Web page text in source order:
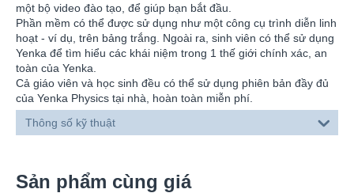
một bộ video đào tạo, để giúp bạn bắt đầu.
Phần mềm có thể được sử dụng như một công cụ trình diễn linh
hoạt - ví dụ, trên bảng trắng. Ngoài ra, sinh viên có thể sử dụng
Yenka để tìm hiểu các khái niệm trong 1 thế giới chính xác, an
toàn của Yenka.
Cả giáo viên và học sinh đều có thể sử dụng phiên bản đầy đủ
của Yenka Physics tại nhà, hoàn toàn miễn phí.
Thông số kỹ thuật
Sản phẩm cùng giá